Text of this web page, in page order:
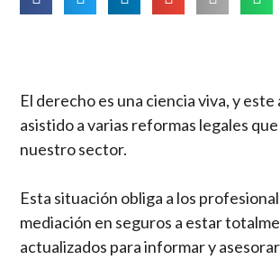
El derecho es una ciencia viva, y este
asistido a varias reformas legales
nuestro sector.
Esta situación obliga a los
mediación en seguros a estar
actualizados para informar y asesorar